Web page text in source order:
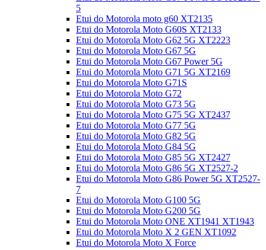
5
Etui do Motorola moto g60 XT2135
Etui do Motorola Moto G60S XT2133
Etui do Motorola Moto G62 5G XT2223
Etui do Motorola Moto G67 5G
Etui do Motorola Moto G67 Power 5G
Etui do Motorola Moto G71 5G XT2169
Etui do Motorola Moto G71S
Etui do Motorola Moto G72
Etui do Motorola Moto G73 5G
Etui do Motorola Moto G75 5G XT2437
Etui do Motorola Moto G77 5G
Etui do Motorola Moto G82 5G
Etui do Motorola Moto G84 5G
Etui do Motorola Moto G85 5G XT2427
Etui do Motorola Moto G86 5G XT2527-2
Etui do Motorola Moto G86 Power 5G XT2527-
7
Etui do Motorola Moto G100 5G
Etui do Motorola Moto G200 5G
Etui do Motorola Moto ONE XT1941 XT1943
Etui do Motorola Moto X 2 GEN XT1092
Etui do Motorola Moto X Force